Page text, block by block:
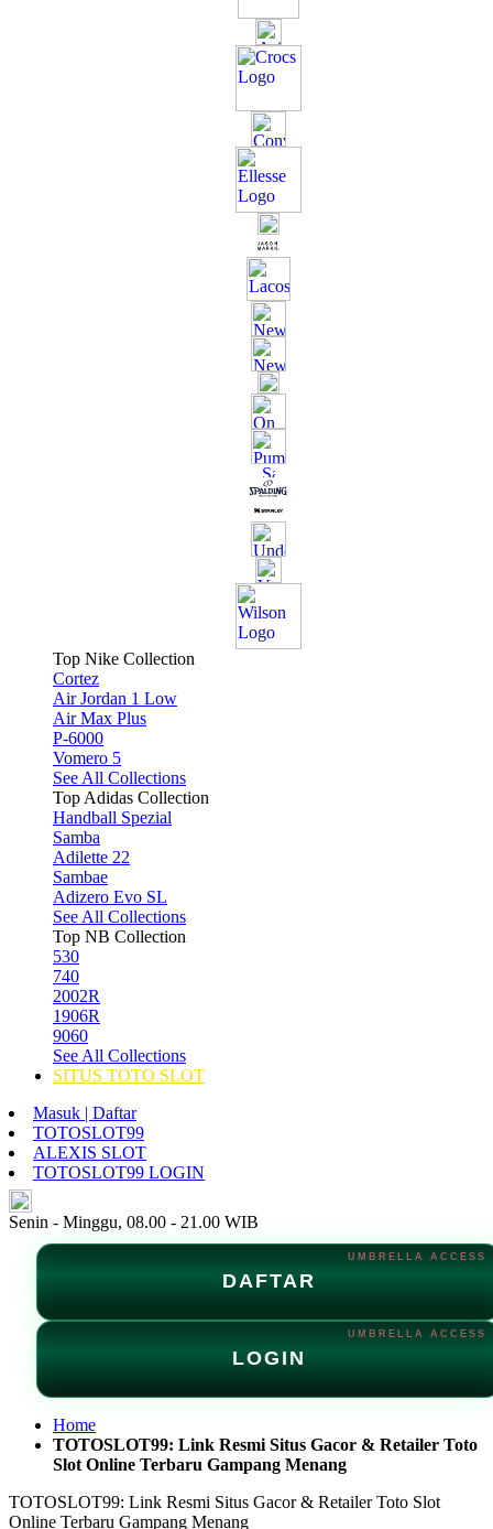
Top Nike Collection
Cortez
Air Jordan 1 Low
Air Max Plus
P-6000
Vomero 5
See All Collections
Top Adidas Collection
Handball Spezial
Samba
Adilette 22
Sambae
Adizero Evo SL
See All Collections
Top NB Collection
530
740
2002R
1906R
9060
See All Collections
SITUS TOTO SLOT
Masuk | Daftar
TOTOSLOT99
ALEXIS SLOT
TOTOSLOT99 LOGIN
Senin - Minggu, 08.00 - 21.00 WIB
DAFTAR
LOGIN
Home
TOTOSLOT99: Link Resmi Situs Gacor & Retailer Toto
Slot Online Terbaru Gampang Menang
TOTOSLOT99: Link Resmi Situs Gacor & Retailer Toto Slot
Online Terbaru Gampang Menang